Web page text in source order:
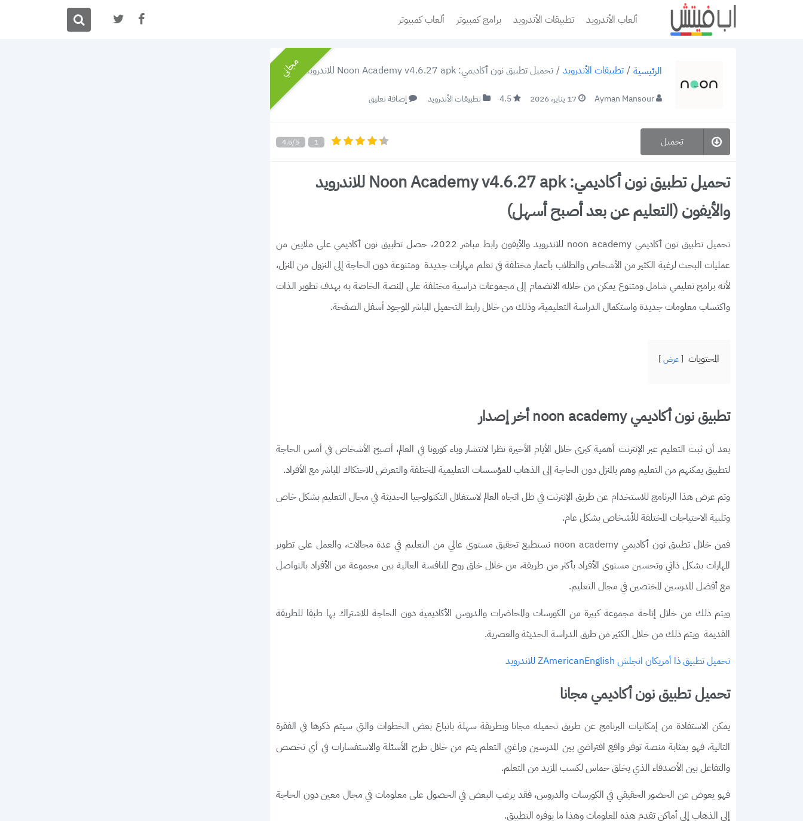
ألعاب الأندرويد تطبيقات الأندرويد برامج كمبيوتر ألعاب كمبيوتر
الرئيسية / تطبيقات الأندرويد / تحميل تطبيق نون أكاديمي: Noon Academy v4.6.27 apk للاندرويد والأيفون (التعليم عن بعد أصبح أسهل)
Ayman Mansour 17 يناير، 2026 4.5 تطبيقات الأندرويد إضافة تعليق
مجاني
4.5/5 1 تحميل
تحميل تطبيق نون أكاديمي: Noon Academy v4.6.27 apk للاندرويد
والأيفون (التعليم عن بعد أصبح أسهل)
تحميل تطبيق نون أكاديمي noon academy للاندرويد والأيفون رابط مباشر 2022، حصل تطبيق نون أكاديمي على ملايين من
عمليات البحث لرغبة الكثير من الأشخاص والطلاب بأعمار مختلفة في تعلم مهارات جديدة ومتنوعة دون الحاجة إلى النزول من المنزل،
لأنه برامج تعليمي شامل ومتنوع يمكن من خلاله الانضمام إلى مجموعات دراسية مختلفة على المنصة الخاصة به بهدف تطوير الذات
واكتساب معلومات جديدة واستكمال الدراسة التعليمية، وذلك من خلال رابط التحميل المباشر الموجود أسفل الصفحة.
المحتويات عرض
تطبيق نون أكاديمي noon academy أخر إصدار
بعد أن ثبت التعليم عبر الإنترنت أهمية كبرى خلال الأيام الأخيرة نظرا لانتشار وباء كورونا في العالم، أصبح الأشخاص في أمس الحاجة
لتطبيق يمكنهم من التعليم وهم بالمنزل دون الحاجة إلى الذهاب للمؤسسات التعليمية المختلفة والتعرض للاحتكاك المباشر مع الأفراد.
وتم عرض هذا البرنامج للاستخدام عن طريق الإنترنت في ظل اتجاه العالم لاستغلال التكنولوجيا الحديثة في مجال التعليم بشكل خاص
وتلبية الاحتياجات المختلفة للأشخاص بشكل عام.
فمن خلال تطبيق نون أكاديمي noon academy نستطيع تحقيق مستوى عالي من التعليم في عدة مجالات، والعمل على تطوير
المهارات بشكل ذاتي وتحسين مستوى الأفراد بأكثر من طريقة، من خلال خلق روح المنافسة العالية بين مجموعة من الأفراد بالتواصل
مع أفضل المدرسين المختصين في مجال التعليم.
ويتم ذلك من خلال إتاحة مجموعة كبيرة من الكورسات والمحاضرات والدروس الأكاديمية دون الحاجة للاشتراك بها طبقا للطريقة
القديمة ويتم ذلك من خلال الكثير من طرق الدراسة الحديثة والعصرية.
تحميل تطبيق ذا أمريكان انجلش ZAmericanEnglish للاندرويد
تحميل تطبيق نون أكاديمي مجانا
يمكن الاستفادة من إمكانيات البرنامج عن طريق تحميله مجانا وبطريقة سهلة باتباع بعض الخطوات والتي سيتم ذكرها في الفقرة
التالية، فهو بمثابة منصة توفر واقع افتراضي بين المدرسين وراغبي التعلم يتم من خلال طرح الأسئلة والاستفسارات في أي تخصص
والتفاعل بين الأصدقاء الذي يخلق حماس لكسب المزيد من التعلم.
فهو يعوض عن الحضور الحقيقي في الكورسات والدروس، فقد يرغب البعض في الحصول على معلومات في مجال معين دون الحاجة
إلى الذهاب إلى أماكن تقدم هذه المعلومات وهذا ما يوفره التطبيق.